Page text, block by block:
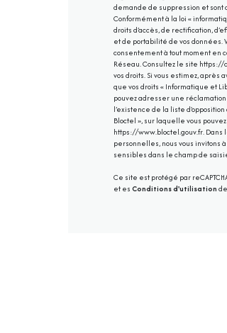
demande de suppression et sont
Conformément à la loi «
droits d’accès, de rectification,
et de portabilité de vos données.
consentement à tout moment en
Réseau. Consultez le site https://
vos droits. Si vous estimez, après
que vos droits « Informatique et
pouvez adresser une réclamation
l’existence de la liste
Bloctel », sur laquelle vous
https://www.bloctel.gouv.fr. Dans
personnelles, nous vous invitons
sensibles dans le champ de
Ce site est protégé par
et es Conditions d'utilisation